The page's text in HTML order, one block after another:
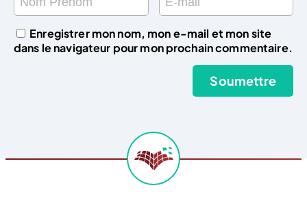
Enregistrer mon nom, mon e-mail et mon site
dans le navigateur pour mon prochain commentaire.